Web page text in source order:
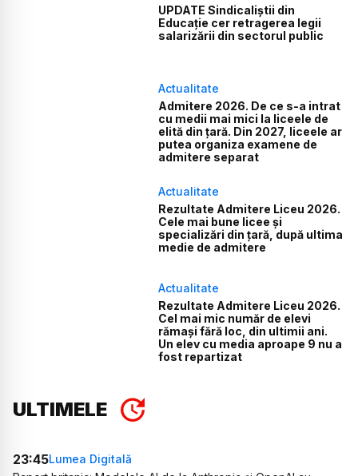
UPDATE Sindicaliștii din
Educație cer retragerea legii
salarizării din sectorul public
Actualitate
Admitere 2026. De ce s-a intrat
cu medii mai mici la liceele de
elită din țară. Din 2027, liceele ar
putea organiza examene de
admitere separat
Actualitate
Rezultate Admitere Liceu 2026.
Cele mai bune licee și
specializări din țară, după ultima
medie de admitere
Actualitate
Rezultate Admitere Liceu 2026.
Cel mai mic număr de elevi
rămași fără loc, din ultimii ani.
Un elev cu media aproape 9 nu a
fost repartizat
ULTIMELE
23:45Lumea Digitală